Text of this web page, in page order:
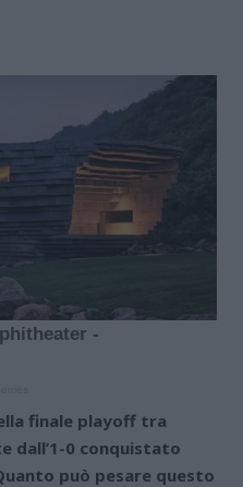
finale playoff tra
dall’1-0 conquistato
può pesare questo